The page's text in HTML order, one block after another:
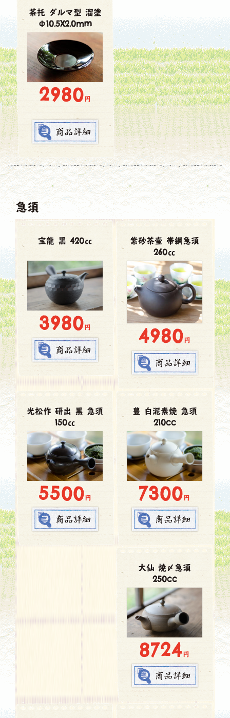
茶托 ダルマ型 溜塗
Φ10.5X2.0mm
2980円
急須
宝龍 黒 420㏄
3980円
紫砂茶壷 帯網急須
260㏄
4980円
光松作 研出 黒 急須
150㏄
5500円
豊 白泥素焼 急須
210cc
7300円
大仙 焼〆急須
250cc
8724円